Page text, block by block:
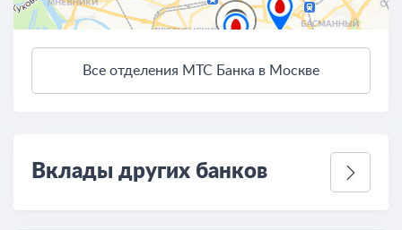
2
Все отделения МТС Банка в Москве
Вклады других банков